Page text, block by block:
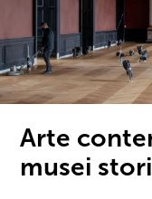
Arte
musei